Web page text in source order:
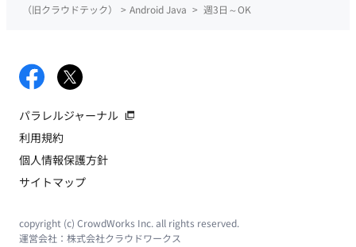
（旧クラウドテック）
> Android Java > 週3日～OK
パラレルジャーナル
利用規約
個人情報保護方針
サイトマップ
copyright (c) CrowdWorks Inc. all rights reserved.
運営会社： 株式会社クラウドワークス